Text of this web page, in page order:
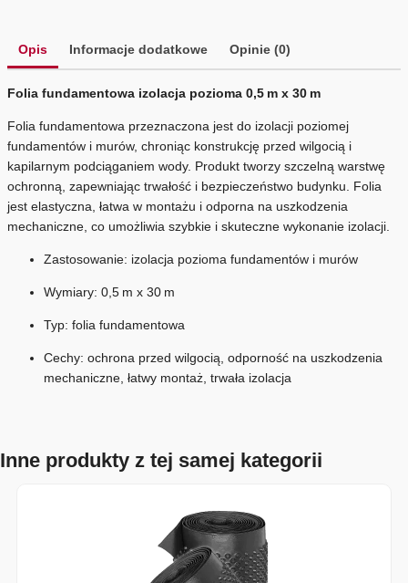
Opis Informacje dodatkowe Opinie (0)
Folia fundamentowa izolacja pozioma 0,5 m x 30 m
Folia fundamentowa przeznaczona jest do izolacji poziomej
fundamentów i murów, chroniąc konstrukcję przed wilgocią i
kapilarnym podciąganiem wody. Produkt tworzy szczelną warstwę
ochronną, zapewniając trwałość i bezpieczeństwo budynku. Folia
jest elastyczna, łatwa w montażu i odporna na uszkodzenia
mechaniczne, co umożliwia szybkie i skuteczne wykonanie izolacji.
Zastosowanie: izolacja pozioma fundamentów i murów
Wymiary: 0,5 m x 30 m
Typ: folia fundamentowa
Cechy: ochrona przed wilgocią, odporność na uszkodzenia
mechaniczne, łatwy montaż, trwała izolacja
Inne produkty z tej samej kategorii